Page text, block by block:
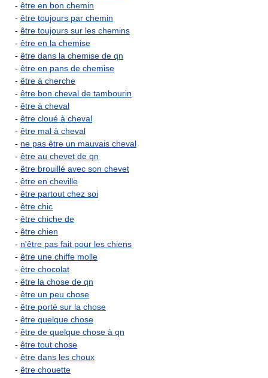
- être en bon chemin
- être toujours par chemin
- être toujours sur les chemins
- être en la chemise
- être dans la chemise de qn
- être en pans de chemise
- être à cherche
- être bon cheval de tambourin
- être à cheval
- être cloué à cheval
- être mal à cheval
- ne pas être un mauvais cheval
- être au chevet de qn
- être brouillé avec son chevet
- être en cheville
- être partout chez soi
- être chic
- être chiche de
- être chien
- n'être pas fait pour les chiens
- être une chiffe molle
- être chocolat
- être la chose de qn
- être un peu chose
- être porté sur la chose
- être quelque chose
- être de quelque chose à qn
- être tout chose
- être dans les choux
- être chouette